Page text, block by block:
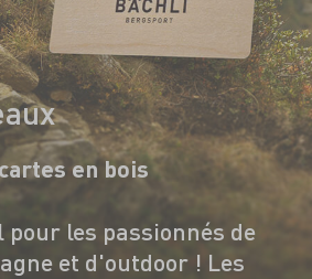
en bois
pour les passionnés de
et d'outdoor ! Les